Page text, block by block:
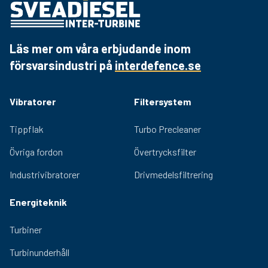
Läs mer om våra erbjudande inom
försvarsindustri på interdefence.se
Vibratorer
Tippflak
Övriga fordon
Industrivibratorer
Filtersystem
Turbo Precleaner
Övertrycksfilter
Drivmedelsfiltrering
Energiteknik
Turbiner
Turbinunderhåll